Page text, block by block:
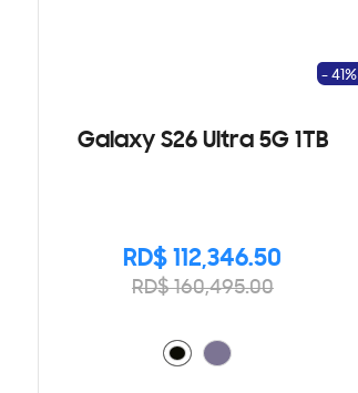
Galaxy S26 Ultra 5G 1TB
RD$ 112,346.50
RD$ 160,495.00
- 41%